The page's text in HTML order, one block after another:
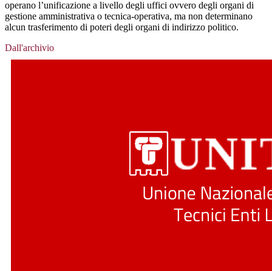
operano l’unificazione a livello degli uffici ovvero degli organi di
gestione amministrativa o tecnica-operativa, ma non determinano
alcun trasferimento di poteri degli organi di indirizzo politico.
Dall'archivio